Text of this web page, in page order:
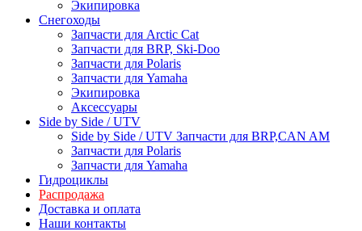
Экипировка
Снегоходы
Запчасти для Arctic Cat
Запчасти для BRP, Ski-Doo
Запчасти для Polaris
Запчасти для Yamaha
Экипировка
Аксессуары
Side by Side / UTV
Side by Side / UTV Запчасти для BRP,CAN AM
Запчасти для Polaris
Запчасти для Yamaha
Гидроциклы
Распродажа
Доставка и оплата
Наши контакты